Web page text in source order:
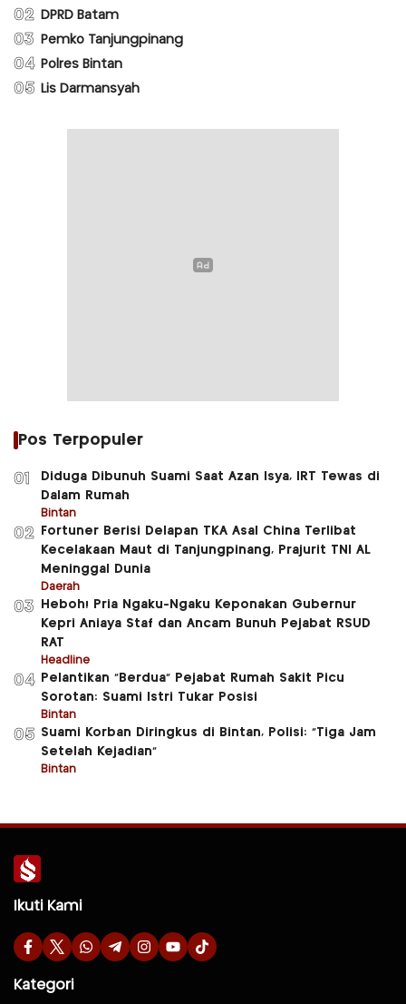
02 DPRD Batam
03 Pemko Tanjungpinang
04 Polres Bintan
05 Lis Darmansyah
Pos Terpopuler
01
Diduga Dibunuh Suami Saat Azan Isya, IRT Tewas di
Dalam Rumah
Bintan
02
Fortuner Berisi Delapan TKA Asal China Terlibat
Kecelakaan Maut di Tanjungpinang, Prajurit TNI AL
Meninggal Dunia
Daerah
03
Heboh! Pria Ngaku-Ngaku Keponakan Gubernur
Kepri Aniaya Staf dan Ancam Bunuh Pejabat RSUD
RAT
Headline
04
Pelantikan “Berdua” Pejabat Rumah Sakit Picu
Sorotan: Suami Istri Tukar Posisi
Bintan
05 Suami Korban Diringkus di Bintan, Polisi: “Tiga Jam
Setelah Kejadian”
Bintan
Ikuti Kami
Kategori